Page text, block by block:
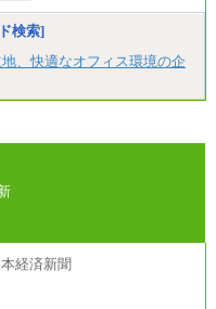
（月給） 】※一律地域手当1
円
させていただきます（上
り）
の場合勤務地は本社のみと
検索]
、快適なオフィス環境の企